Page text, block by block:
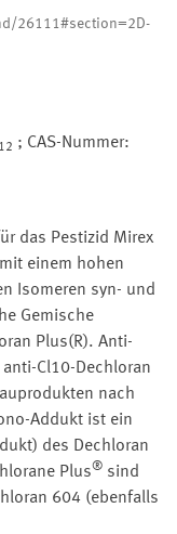
26111#section=2D-
12 ; CAS-Nummer:
das Pestizid Mirex
einem hohen
Isomeren syn- und
Gemische
Plus(R). Anti-
Cl10-Dechloran
nach
Addukt ist ein
des Dechloran
Plus® sind
604 (ebenfalls